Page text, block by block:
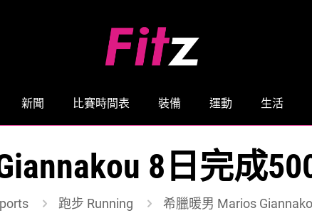
新聞 比賽時間表 裝備 運動 生活
8日完成
跑步 Running 希臘暖男 Marios